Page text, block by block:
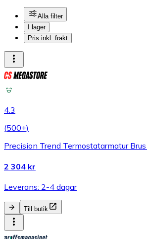
Alla filter
I lager
Pris inkl. frakt
4.3
(500+)
Precision Trend Termostatarmatur
2 304 kr
Leverans: 2-4 dagar
Till butik